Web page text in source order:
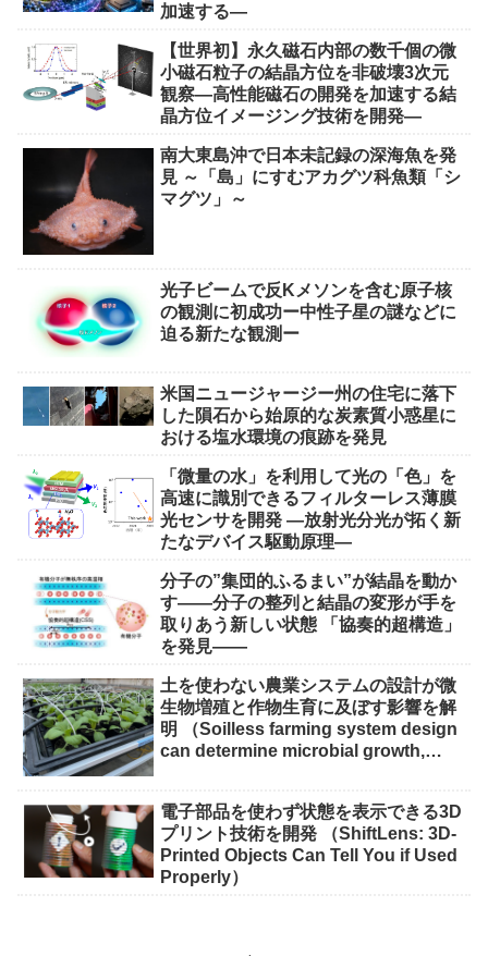
加速する―
【世界初】永久磁石内部の数千個の微
小磁石粒子の結晶方位を非破壊3次元
観察―高性能磁石の開発を加速する結
晶方位イメージング技術を開発―
南大東島沖で日本未記録の深海魚を発
見 ～「島」にすむアカグツ科魚類「シ
マグツ」～
光子ビームで反Kメソンを含む原子核
の観測に初成功ー中性子星の謎などに
迫る新たな観測ー
米国ニュージャージー州の住宅に落下
した隕石から始原的な炭素質小惑星に
おける塩水環境の痕跡を発見
「微量の水」を利用して光の「色」を
高速に識別できるフィルターレス薄膜
光センサを開発 ―放射光分光が拓く新
たなデバイス駆動原理―
分子の”集団的ふるまい”が結晶を動か
す――分子の整列と結晶の変形が手を
取りあう新しい状態 「協奏的超構造」
を発見――
土を使わない農業システムの設計が微
生物増殖と作物生育に及ぼす影響を解
明 （Soilless farming system design
can determine microbial growth,
電子部品を使わず状態を表示できる3D
プリント技術を開発 （ShiftLens: 3D-
Printed Objects Can Tell You if Used
Properly）